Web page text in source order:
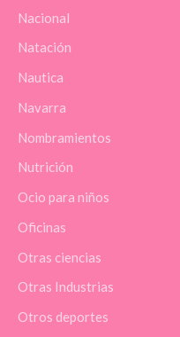
Nacional
Natación
Nautica
Navarra
Nombramientos
Nutrición
Ocio para niños
Oficinas
Otras ciencias
Otras Industrias
Otros deportes